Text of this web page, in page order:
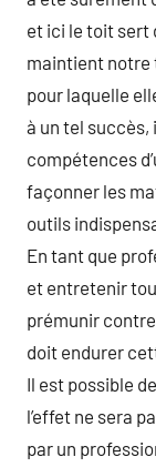
et ici le toit sert
maintient notre
pour laquelle
à un tel
compétences
façonner les
outils
En tant que
et entretenir
prémunir
doit endurer
Il est possible
l’effet ne sera
par un